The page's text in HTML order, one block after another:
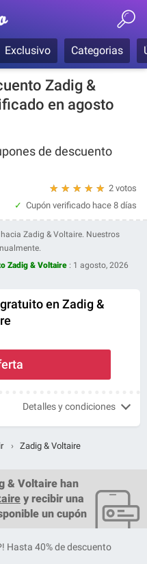
Exclusivo Categorias
Zadig &
en agosto
de descuento
2 votos
★
★
★
★
★
Cupón verificado hace 8 días
Zadig & Voltaire. Nuestros
Zadig & Voltaire : 1 agosto, 2026
en Zadig &
Detalles y condiciones
› Zadig & Voltaire
& Voltaire han
y recibir una
un cupón
Hasta 40% de descuento